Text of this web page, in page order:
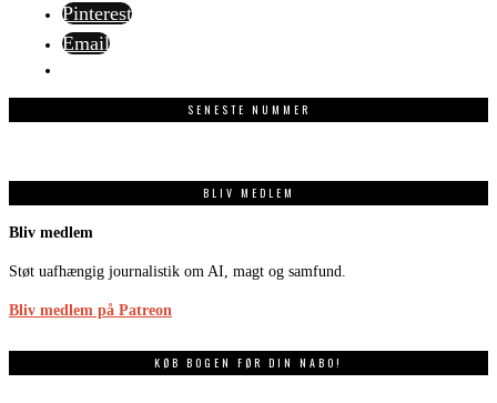
Pinterest
Email
SENESTE NUMMER
BLIV MEDLEM
Bliv medlem
Støt uafhængig journalistik om AI, magt og samfund.
Bliv medlem på Patreon
KØB BOGEN FØR DIN NABO!